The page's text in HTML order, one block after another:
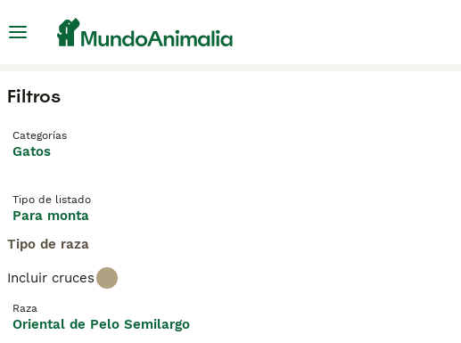
Filtros
Categorías
Gatos
Tipo de listado
Para monta
Tipo de raza
Incluir cruces
Raza
Oriental de Pelo Semilargo